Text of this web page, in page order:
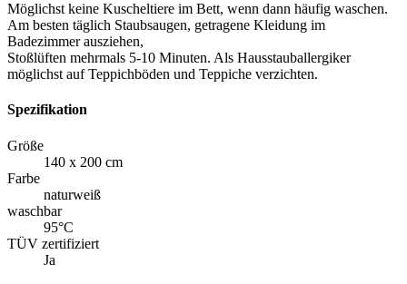
Möglichst keine Kuscheltiere im Bett, wenn dann häufig waschen.
Am besten täglich Staubsaugen, getragene Kleidung im
Badezimmer ausziehen,
Stoßlüften mehrmals 5-10 Minuten. Als Hausstauballergiker
möglichst auf Teppichböden und Teppiche verzichten.
Spezifikation
Größe
140 x 200 cm
Farbe
naturweiß
waschbar
95°C
TÜV zertifiziert
Ja